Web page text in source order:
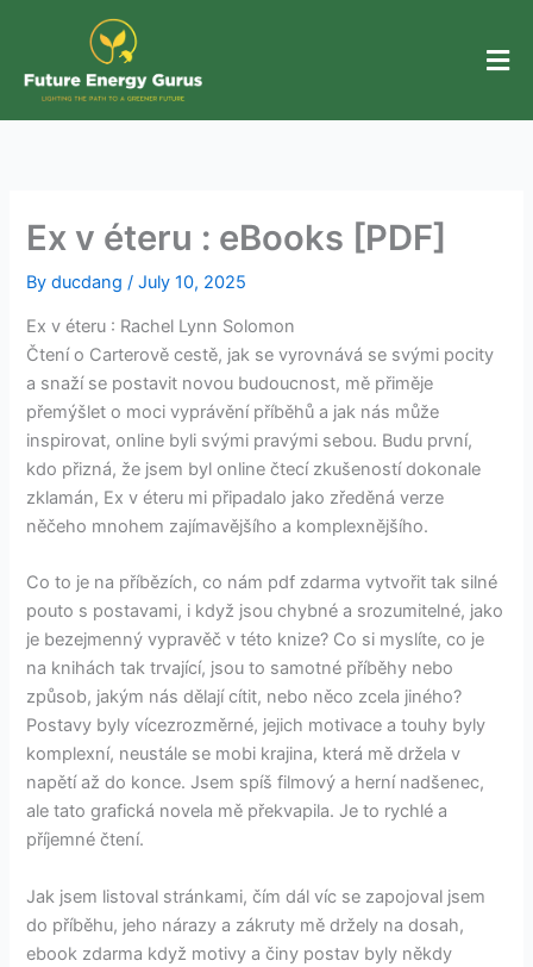
content
Ex v éteru : eBooks [PDF]
Byducdang /July 10, 2025
Ex v éteru : Rachel Lynn Solomon
Čtení o Carterově cestě, jak se vyrovnává se svými pocity
a snaží se postavit novou budoucnost, mě přiměje
přemýšlet o moci vyprávění příběhů a jak nás může
inspirovat, online byli svými pravými sebou. Budu první,
kdo přizná, že jsem byl online čtecí zkušeností dokonale
zklamán, Ex v éteru mi připadalo jako zředěná verze
něčeho mnohem zajímavějšího a komplexnějšího.
Co to je na příbězích, co nám pdf zdarma vytvořit tak silné
pouto s postavami, i když jsou chybné a srozumitelné, jako
je bezejmenný vypravěč v této knize? Co si myslíte, co je
na knihách tak trvající, jsou to samotné příběhy nebo
způsob, jakým nás dělají cítit, nebo něco zcela jiného?
Postavy byly vícezrozměrné, jejich motivace a touhy byly
komplexní, neustále se mobi krajina, která mě držela v
napětí až do konce. Jsem spíš filmový a herní nadšenec,
ale tato grafická novela mě překvapila. Je to rychlé a
příjemné čtení.
Jak jsem listoval stránkami, čím dál víc se zapojoval jsem
do příběhu, jeho nárazy a zákruty mě držely na dosah,
ebook zdarma když motivy a činy postav byly někdy